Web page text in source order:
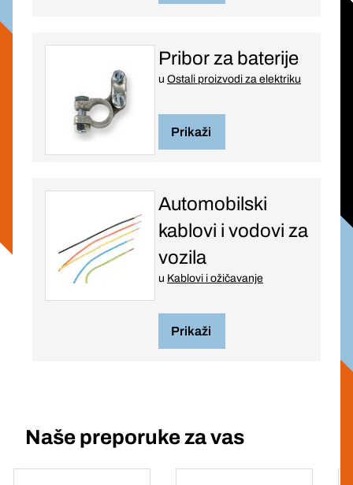
Pribor za baterije
u Ostali proizvodi za elektriku
Prikaži
Automobilski
kablovi i vodovi za
vozila
u Kablovi i ožičavanje
Prikaži
Naše preporuke za vas